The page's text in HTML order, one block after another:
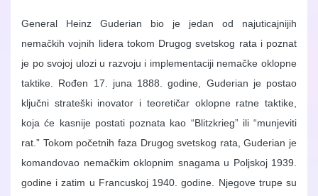
General Heinz Guderian bio je jedan od najuticajnijih
nemačkih vojnih lidera tokom Drugog svetskog rata i poznat
je po svojoj ulozi u razvoju i implementaciji nemačke oklopne
taktike. Rođen 17. juna 1888. godine, Guderian je postao
ključni strateški inovator i teoretičar oklopne ratne taktike,
koja će kasnije postati poznata kao “Blitzkrieg” ili “munjeviti
rat.” Tokom početnih faza Drugog svetskog rata, Guderian je
komandovao nemačkim oklopnim snagama u Poljskoj 1939.
godine i zatim u Francuskoj 1940. godine. Njegove trupe su